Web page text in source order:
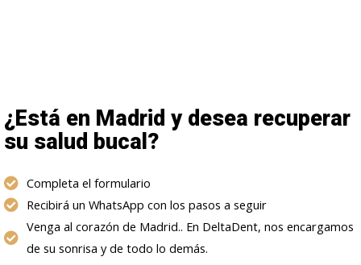
¿Está en Madrid y desea recuperar
su salud bucal?
Completa el formulario
Recibirá un WhatsApp con los pasos a seguir
Venga al corazón de Madrid.. En DeltaDent, nos encargamos
de su sonrisa y de todo lo demás.